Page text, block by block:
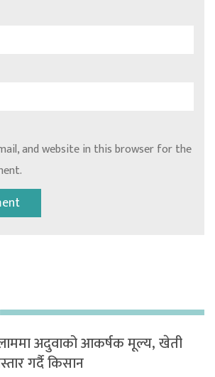
and website in this browser for the
अदुवाको आकर्षक मूल्य, खेती
गर्दै किसान